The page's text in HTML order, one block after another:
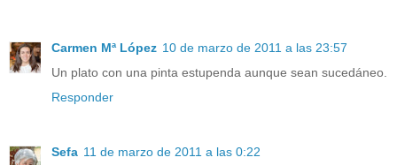
Carmen Mª López 10 de marzo de 2011 a las 23:57
Un plato con una pinta estupenda aunque sean sucedáneo.
Responder
Sefa 11 de marzo de 2011 a las 0:22